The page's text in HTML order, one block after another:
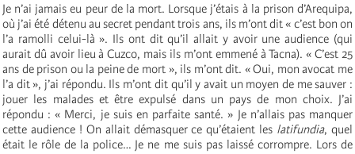
Je n’ai jamais eu peur de la mort. Lorsque j’étais à la prison d’Arequipa,
où j’ai été détenu au secret pendant trois ans, ils m’ont dit « c’est bon on
l’a ramolli celui-là ». Ils ont dit qu’il allait y avoir une audience (qui
aurait dû avoir lieu à Cuzco, mais ils m’ont emmené à Tacna). « C’est 25
ans de prison ou la peine de mort », ils m’ont dit. « Oui, mon avocat me
l’a dit », j’ai répondu. Ils m’ont dit qu’il y avait un moyen de me sauver :
jouer les malades et être expulsé dans un pays de mon choix. J’ai
répondu : « Merci, je suis en parfaite santé. » Je n’allais pas manquer
cette audience ! On allait démasquer ce qu’étaient les latifundia, quel
était le rôle de la police… Je ne me suis pas laissé corrompre. Lors de